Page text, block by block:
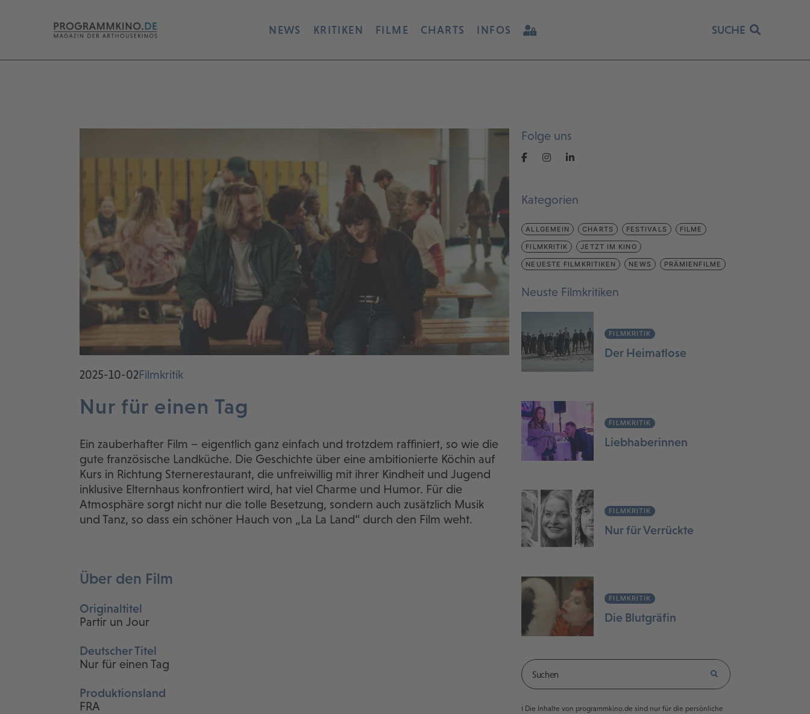
NEWS KRITIKEN FILME CHARTS INFOS SUCHE
2025-10-02Filmkritik
Nur für einen Tag
Ein zauberhafter Film – eigentlich ganz einfach und trotzdem raffiniert, so wie die
gute französische Landküche. Die Geschichte über eine ambitionierte Köchin auf
Kurs in Richtung Sternerestaurant, die unfreiwillig mit ihrer Kindheit und Jugend
inklusive Elternhaus konfrontiert wird, hat viel Charme und Humor. Für die
Atmosphäre sorgt nicht nur die tolle Besetzung, sondern auch zusätzlich Musik
und Tanz, so dass ein schöner Hauch von „La La Land“ durch den Film weht.
Über den Film
Originaltitel
Partir un Jour
Deutscher Titel
Nur für einen Tag
Produktionsland
FRA
Folge uns
Kategorien
ALLGEMEIN CHARTS FESTIVALS FILME
FILMKRITIK JETZT IM KINO
NEUESTE FILMKRITIKEN NEWS PRÄMIENFILME
Neuste Filmkritiken
FILMKRITIK
Der Heimatlose
FILMKRITIK
Liebhaberinnen
FILMKRITIK
Nur für Verrückte
FILMKRITIK
Die Blutgräfin
ℹ️ Die Inhalte von programmkino.de sind nur für die persönliche